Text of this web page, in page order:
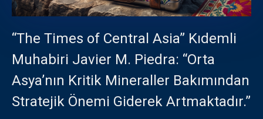
“The Times of Central Asia” Kıdemli
Muhabiri Javier M. Piedra: “Orta
Asya’nın Kritik Mineraller Bakımından
Stratejik Önemi Giderek Artmaktadır.”